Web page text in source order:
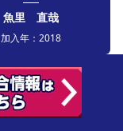
魚里 直哉
加入年： 2018